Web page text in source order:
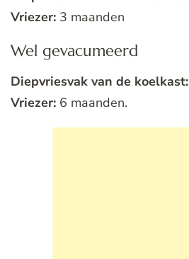
Vriezer: 3 maanden
Wel gevacumeerd
Diepvriesvak van de koelkast:
Vriezer: 6 maanden.